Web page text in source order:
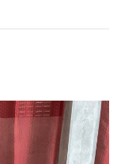
Wisnu
Stasiun
BNI
City